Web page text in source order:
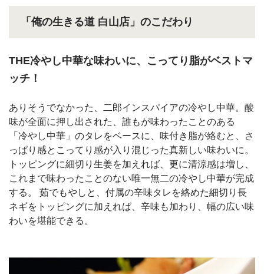
「俺の生きる道 白山店」のこだわり
THE冷やし中華な味わいに、こってり脂がベストマ
ッチ！
ありそうでなかった、二郎インスパイアの冷やし中華。酸
味が全面に押し出された、誰もが味わったことのある
「冷やし中華」のタレをベースに、味付き脂が絡むと、さ
っぱり感とこってり感が入り混じった真新しい味わいに。
トッピングに細切り生姜を加えれば、更に清涼感は増し、
これまで味わったことのない唯一無二の冷やし中華が完成
する。 茹でもやしと、付属の辛味タレを絡めた細切り長
ネギをトッピングに加えれば、辛味も加わり、幅の広い味
わいを堪能できる。